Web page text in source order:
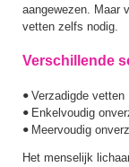
aangewezen. Maar
vetten zelfs nodig.
Verschillende
• Verzadigde vetten
• Enkelvoudig
• Meervoudig
Het menselijk